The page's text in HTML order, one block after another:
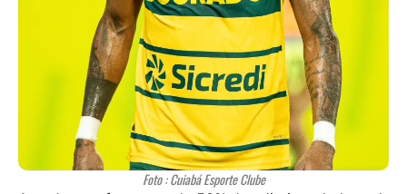
Foto : Cuiabá Esporte Clube